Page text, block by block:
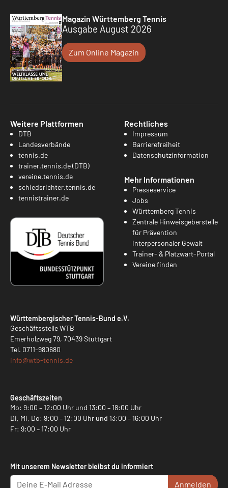
Magazin Württemberg Tennis
Ausgabe August 2026
Zum Online Magazin
Weitere Plattformen
DTB
Landesverbände
tennis.de
trainer.tennis.de (DTB)
vereine.tennis.de
schiedsrichter.tennis.de
tennistrainer.de
Rechtliches
Impressum
Barrierefreiheit
Datenschutzinformation
Mehr Informationen
Presseservice
Jobs
Württemberg Tennis
Zentrale Hinweisgeberstelle
für Prävention
interpersonaler Gewalt
Trainer- & Platzwart-Portal
Vereine finden
Württembergischer Tennis-Bund e.V.
Geschäftsstelle WTB
Emerholzweg 79, 70439 Stuttgart
Tel. 0711-980680
info@wtb-tennis.de
Geschäftszeiten
Mo: 9:00 – 12:00 Uhr und 13:00 – 18:00 Uhr
Di, Mi, Do: 9:00 – 12:00 Uhr und 13:00 – 16:00 Uhr
Fr: 9:00 – 17:00 Uhr
Mit unserem Newsletter bleibst du informiert
Anmelden